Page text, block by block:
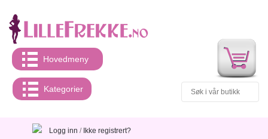
Hovedmeny
Kategorier
Logg inn / Ikke registrert?